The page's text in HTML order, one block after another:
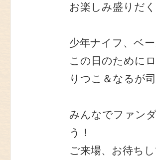
お楽しみ盛りだ
少年ナイフ、ベ
この日のために
りつこ＆なるが
みんなでファン
う！
ご来場、お待ち